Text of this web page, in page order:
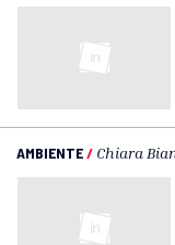
AMBIENTE/ Chiara